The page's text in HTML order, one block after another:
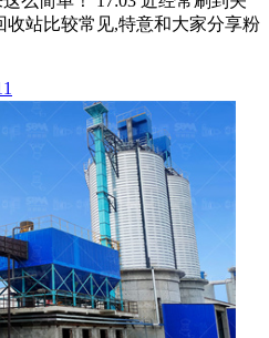
收站比较常见,特意和大家分享粉